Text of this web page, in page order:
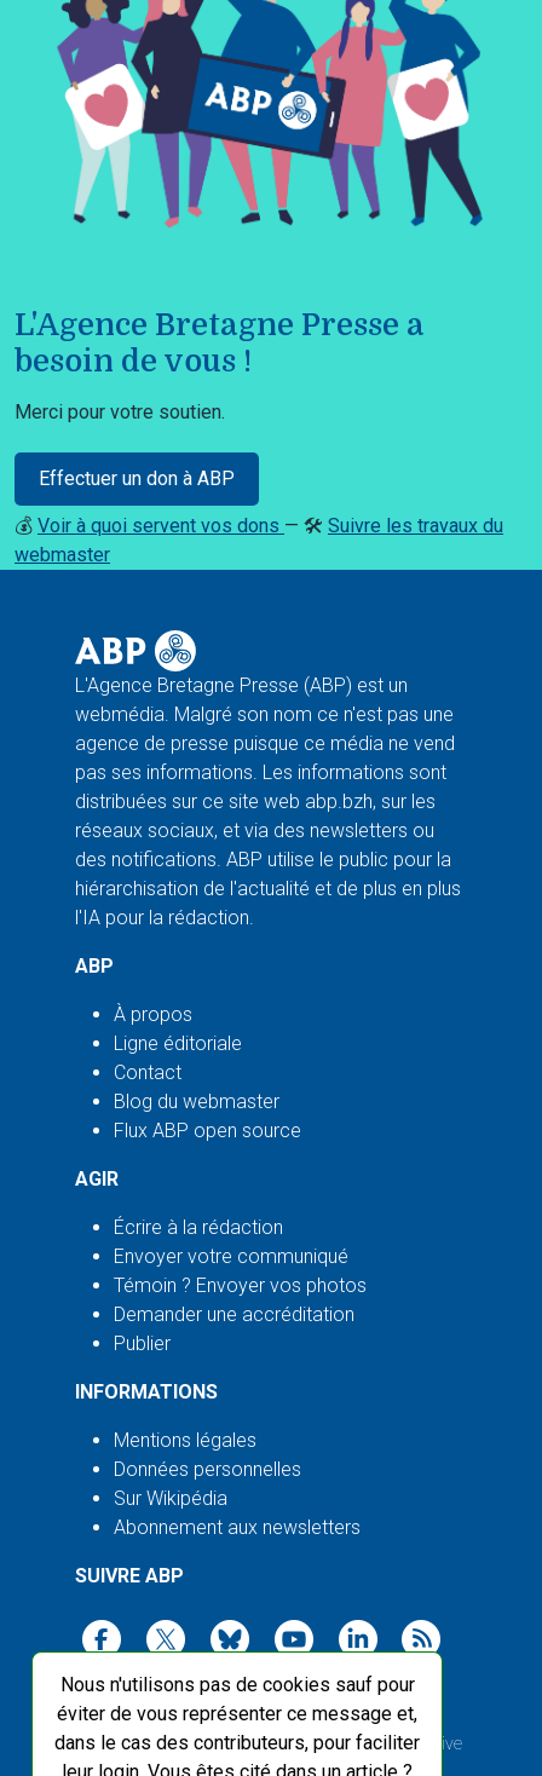
Nous n'utilisons pas de cookies sauf pour
éviter de vous représenter ce message et,
dans le cas des contributeurs, pour faciliter
L'Agence Bretagne Presse a
besoin de vous !
Merci pour votre soutien.
Effectuer un don à ABP
💰 Voir à quoi servent vos dons — 🛠️ Suivre les travaux du
webmaster
L'Agence Bretagne Presse (ABP) est un
webmédia. Malgré son nom ce n'est pas une
agence de presse puisque ce média ne vend
pas ses informations. Les informations sont
distribuées sur ce site web abp.bzh, sur les
réseaux sociaux, et via des newsletters ou
des notifications. ABP utilise le public pour la
hiérarchisation de l'actualité et de plus en plus
l'IA pour la rédaction.
ABP
À propos
Ligne éditoriale
Contact
Blog du webmaster
Flux ABP open source
AGIR
Écrire à la rédaction
Envoyer votre communiqué
Témoin ? Envoyer vos photos
Demander une accréditation
Publier
INFORMATIONS
Mentions légales
Données personnelles
Sur Wikipédia
Abonnement aux newsletters
SUIVRE ABP
2003-2026 ©Agence Bretagne Presse, sauf Creative